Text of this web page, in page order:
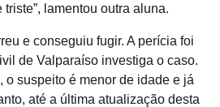
lamentou outra aluna.
e conseguiu fugir. A perícia foi
de Valparaíso investiga o caso.
o suspeito é menor de idade e já
até a última atualização desta